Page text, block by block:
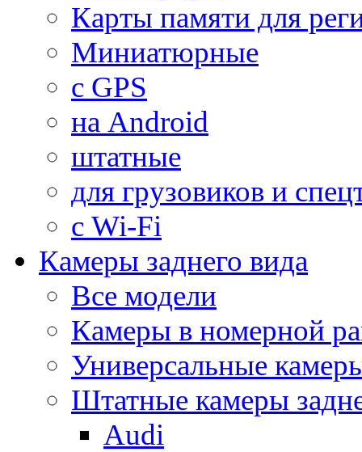
Карты памяти для
Миниатюрные
с GPS
на Android
штатные
для грузовиков и
с Wi-Fi
Камеры заднего вида
Все модели
Камеры в номерной
Универсальные
Штатные камеры
Audi